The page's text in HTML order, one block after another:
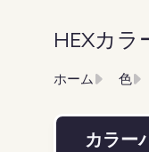
HEXカ
ホーム 色
カラー